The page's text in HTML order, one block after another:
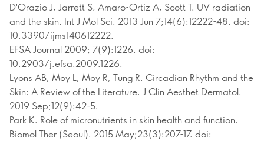
D'Orazio J, Jarrett S, Amaro-Ortiz A, Scott T. UV radiation
and the skin. Int J Mol Sci. 2013 Jun 7;14(6):12222-48. doi:
10.3390/ijms140612222.
EFSA Journal 2009; 7(9):1226. doi:
10.2903/j.efsa.2009.1226.
Lyons AB, Moy L, Moy R, Tung R. Circadian Rhythm and the
Skin: A Review of the Literature. J Clin Aesthet Dermatol.
2019 Sep;12(9):42-5.
Park K. Role of micronutrients in skin health and function.
Biomol Ther (Seoul). 2015 May;23(3):207-17. doi: